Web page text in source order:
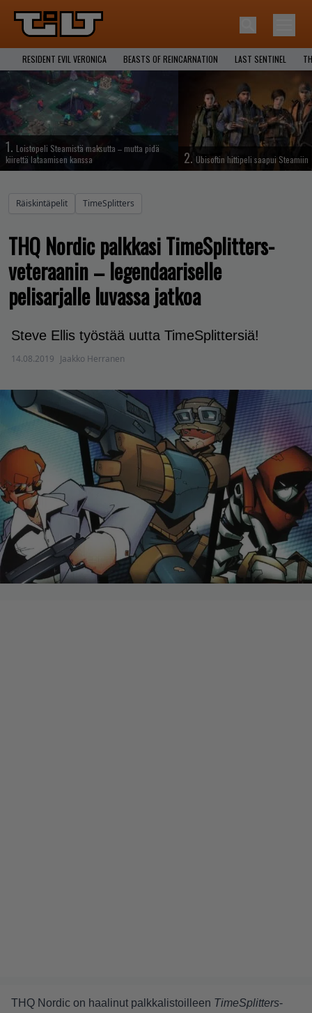
RESIDENT EVIL VERONICA BEASTS OF REINCARNATION LAST SENTINEL
1. Loistopeli Steamistä maksutta – mutta pidä
kiirettä lataamisen kanssa
2. Ubisoftin hittipeli saapui Steamiin
Räiskintäpelit TimeSplitters
THQ Nordic palkkasi TimeSplitters-
veteraanin – legendaariselle
pelisarjalle luvassa jatkoa
Steve Ellis työstää uutta TimeSplittersiä!
14.08.2019 Jaakko Herranen
THQ Nordic on haalinut palkkalistoilleen TimeSplitters-